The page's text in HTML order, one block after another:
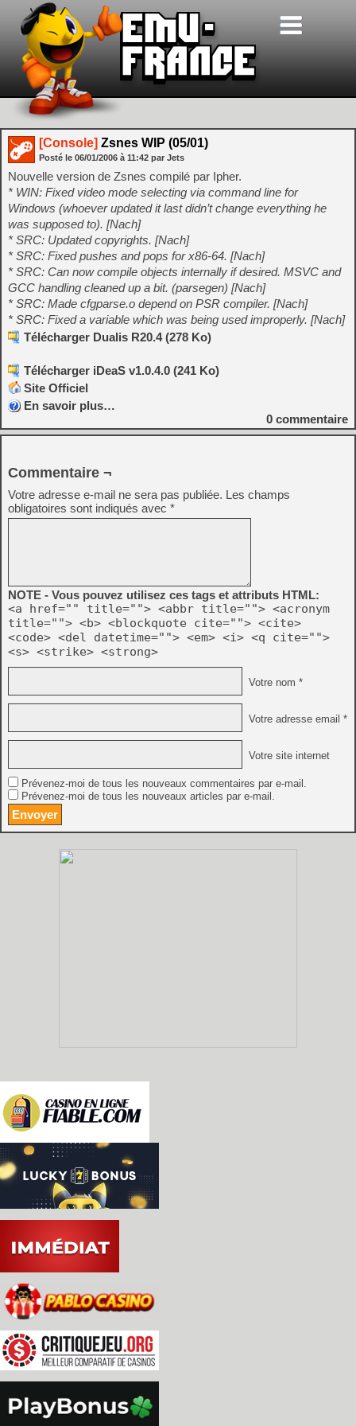
[Console] Zsnes WIP (05/01)
Posté le 06/01/2006 à 11:42 par Jets
Nouvelle version de Zsnes compilé par Ipher.
* WIN: Fixed video mode selecting via command line for
Windows (whoever updated it last didn’t change everything he
was supposed to). [Nach]
* SRC: Updated copyrights. [Nach]
* SRC: Fixed pushes and pops for x86-64. [Nach]
* SRC: Can now compile objects internally if desired. MSVC and
GCC handling cleaned up a bit. (parsegen) [Nach]
* SRC: Made cfgparse.o depend on PSR compiler. [Nach]
* SRC: Fixed a variable which was being used improperly. [Nach]
Télécharger Dualis R20.4 (278 Ko)
Télécharger iDeaS v1.0.4.0 (241 Ko)
Site Officiel
En savoir plus…
0 commentaire
Commentaire ¬
Votre adresse e-mail ne sera pas publiée. Les champs
obligatoires sont indiqués avec *
NOTE - Vous pouvez utilisez ces tags et attributs HTML:
<a href="" title=""> <abbr title=""> <acronym
title=""> <b> <blockquote cite=""> <cite>
<code> <del datetime=""> <em> <i> <q cite="">
<s> <strike> <strong>
Votre nom *
Votre adresse email *
Votre site internet
Prévenez-moi de tous les nouveaux commentaires par e-mail.
Prévenez-moi de tous les nouveaux articles par e-mail.